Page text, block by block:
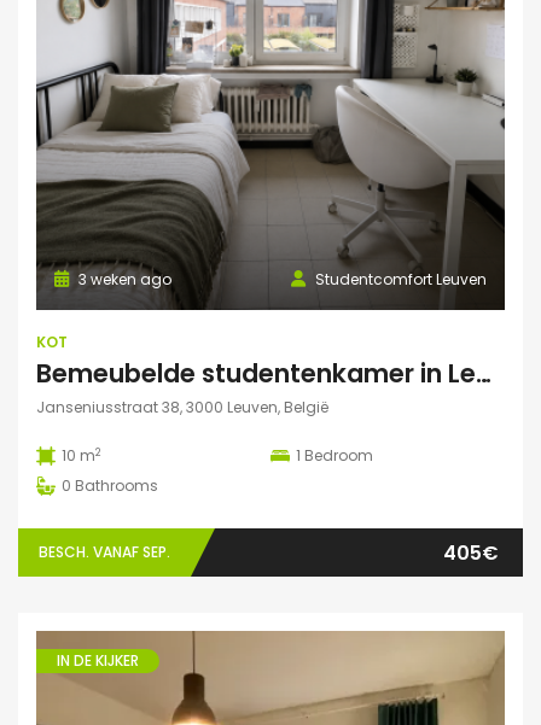
Studentcomfort Leuven
3 weken ago
KOT
Bemeubelde studentenkamer in Leuven – Regina Mundi
Janseniusstraat 38, 3000 Leuven, België
10 m2 1 Bedroom
0 Bathrooms
BESCH. VANAF SEP. 405€
IN DE KIJKER